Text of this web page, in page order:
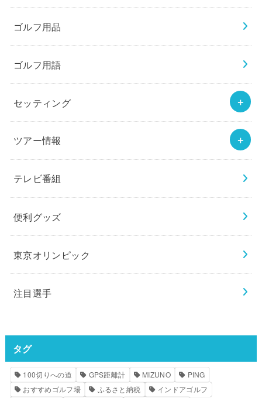
ゴルフ用品
ゴルフ用語
セッティング
ツアー情報
テレビ番組
便利グッズ
東京オリンピック
注目選手
タグ
100切りへの道 GPS距離計 MIZUNO
PING
おすすめゴルフ場
ふるさと納税 インドアゴルフ